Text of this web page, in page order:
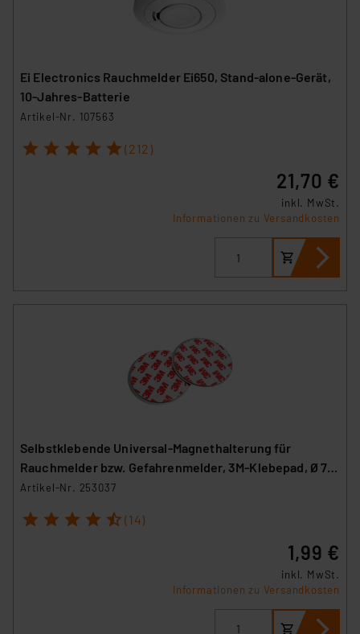
Ei Electronics Rauchmelder Ei650, Stand-alone-Gerät,
10-Jahres-Batterie
Artikel-Nr. 107563
1 2 3 4 5 (212)
21,70 €
inkl. MwSt.
Informationen zu Versandkosten
Selbstklebende Universal-Magnethalterung für
Rauchmelder bzw. Gefahrenmelder, 3M-Klebepad, Ø 70
mm
Artikel-Nr. 253037
1 2 3 4 5 (14)
1,99 €
inkl. MwSt.
Informationen zu Versandkosten